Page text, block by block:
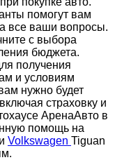
помогут вам
все ваши вопросы.
с выбора
бюджета.
получения
и условиям
нужно будет
страховку и
АренаАвто в
помощь на
Volkswagen Tiguan